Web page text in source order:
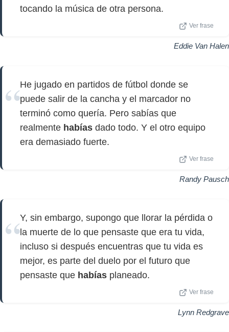
tocando la música de otra persona.
Ver frase
Eddie Van Halen
He jugado en partidos de fútbol donde se
puede salir de la cancha y el marcador no
terminó como quería. Pero sabías que
realmente habías dado todo. Y el otro equipo
era demasiado fuerte.
Ver frase
Randy Pausch
Y, sin embargo, supongo que llorar la pérdida o
la muerte de lo que pensaste que era tu vida,
incluso si después encuentras que tu vida es
mejor, es parte del duelo por el futuro que
pensaste que habías planeado.
Ver frase
Lynn Redgrave